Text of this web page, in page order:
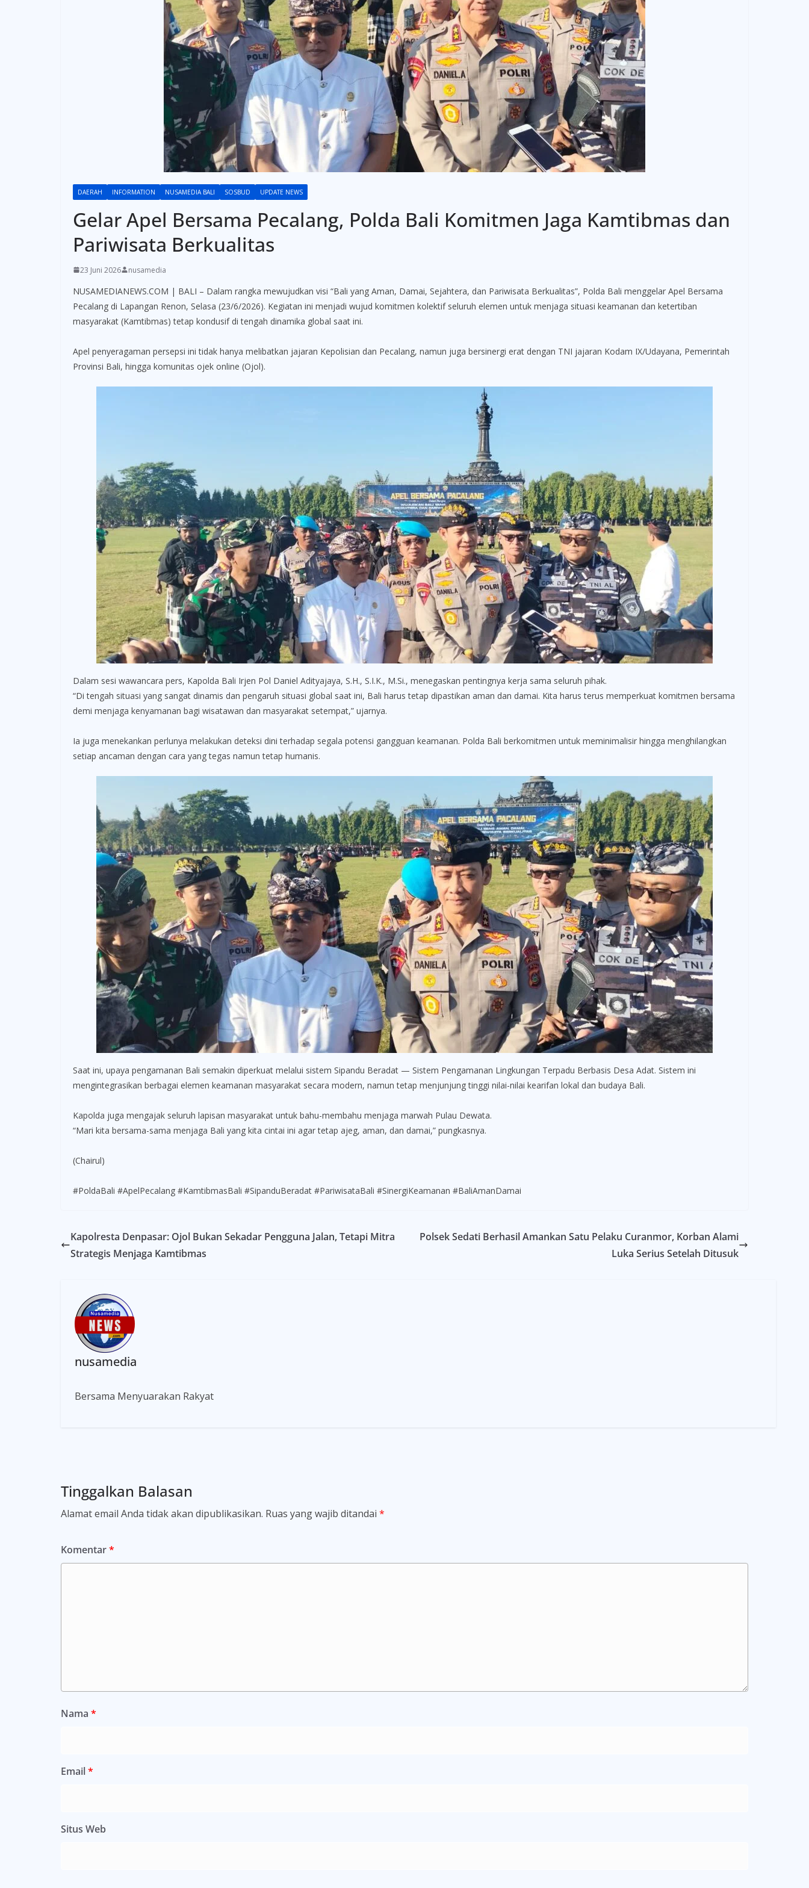
DAERAH INFORMATION NUSAMEDIA BALI SOSBUD UPDATE NEWS
Gelar Apel Bersama Pecalang, Polda Bali Komitmen Jaga Kamtibmas dan
Pariwisata Berkualitas
23 Juni 2026 nusamedia
NUSAMEDIANEWS.COM | BALI – Dalam rangka mewujudkan visi “Bali yang Aman, Damai, Sejahtera, dan Pariwisata Berkualitas”, Polda Bali menggelar Apel Bersama
Pecalang di Lapangan Renon, Selasa (23/6/2026). Kegiatan ini menjadi wujud komitmen kolektif seluruh elemen untuk menjaga situasi keamanan dan ketertiban
masyarakat (Kamtibmas) tetap kondusif di tengah dinamika global saat ini.
Apel penyeragaman persepsi ini tidak hanya melibatkan jajaran Kepolisian dan Pecalang, namun juga bersinergi erat dengan TNI jajaran Kodam IX/Udayana, Pemerintah
Provinsi Bali, hingga komunitas ojek online (Ojol).
Dalam sesi wawancara pers, Kapolda Bali Irjen Pol Daniel Adityajaya, S.H., S.I.K., M.Si., menegaskan pentingnya kerja sama seluruh pihak.
“Di tengah situasi yang sangat dinamis dan pengaruh situasi global saat ini, Bali harus tetap dipastikan aman dan damai. Kita harus terus memperkuat komitmen bersama
demi menjaga kenyamanan bagi wisatawan dan masyarakat setempat,” ujarnya.
Ia juga menekankan perlunya melakukan deteksi dini terhadap segala potensi gangguan keamanan. Polda Bali berkomitmen untuk meminimalisir hingga menghilangkan
setiap ancaman dengan cara yang tegas namun tetap humanis.
Saat ini, upaya pengamanan Bali semakin diperkuat melalui sistem Sipandu Beradat — Sistem Pengamanan Lingkungan Terpadu Berbasis Desa Adat. Sistem ini
mengintegrasikan berbagai elemen keamanan masyarakat secara modern, namun tetap menjunjung tinggi nilai-nilai kearifan lokal dan budaya Bali.
Kapolda juga mengajak seluruh lapisan masyarakat untuk bahu-membahu menjaga marwah Pulau Dewata.
“Mari kita bersama-sama menjaga Bali yang kita cintai ini agar tetap ajeg, aman, dan damai,” pungkasnya.
(Chairul)
#PoldaBali #ApelPecalang #KamtibmasBali #SipanduBeradat #PariwisataBali #SinergiKeamanan #BaliAmanDamai
Kapolresta Denpasar: Ojol Bukan Sekadar Pengguna Jalan, Tetapi Mitra
Strategis Menjaga Kamtibmas
Polsek Sedati Berhasil Amankan Satu Pelaku Curanmor, Korban Alami
Luka Serius Setelah Ditusuk
nusamedia
Bersama Menyuarakan Rakyat
Tinggalkan Balasan
Alamat email Anda tidak akan dipublikasikan. Ruas yang wajib ditandai *
Komentar*
Nama *
Email*
Situs Web